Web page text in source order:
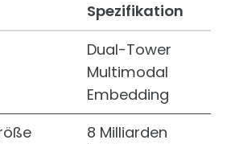
Umsetzung
in TYPO3
Spezifikation
Dual-Tower
Multimodal
Embedding
8 Milliarden